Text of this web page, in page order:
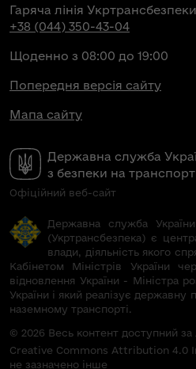
Державна служба
з безпеки на
Офіційний веб-сайт
Гаряча лінія
+38 (044) 350-43-04
Щоденно з 08:00 до 19:00
Попередня версія сайту
Мапа сайту
Державна служба
(Укртрансбезпека) є
влади, діяльність якого
Кабінетом Міністрів України
відновлення України - Міністра
України і який реалізує державну
наземному транспорті.
© 2026 Весь контент доступний за
Creative Commons Attribution 4.0
не зазначено інше